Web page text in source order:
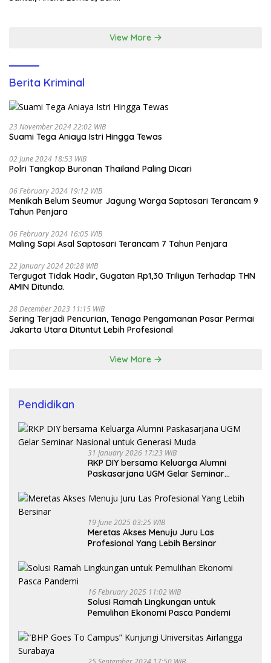
View More
Berita Kriminal
23 November 2024 22:02 WIB
Suami Tega Aniaya Istri Hingga Tewas
02 June 2024 18:53 WIB
Polri Tangkap Buronan Thailand Paling Dicari
06 February 2024 19:12 WIB
Menikah Belum Seumur Jagung Warga Saptosari Terancam 9
Tahun Penjara
06 February 2024 16:05 WIB
Maling Sapi Asal Saptosari Terancam 7 Tahun Penjara
22 January 2024 20:28 WIB
Tergugat Tidak Hadir, Gugatan Rp1,30 Triliyun Terhadap THN
AMIN Ditunda.
28 December 2023 11:15 WIB
Sering Terjadi Pencurian, Tenaga Pengamanan Pasar Permai
Jakarta Utara Dituntut Lebih Profesional
View More
Pendidikan
31 January 2026 17:23 WIB
RKP DIY bersama Keluarga Alumni
Paskasarjana UGM Gelar Seminar
19 June 2025 03:25 WIB
Meretas Akses Menuju Juru Las
Profesional Yang Lebih Bersinar
16 February 2025 11:02 WIB
Solusi Ramah Lingkungan untuk
Pemulihan Ekonomi Pasca Pandemi